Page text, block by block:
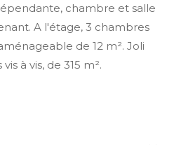
chambre et salle
A l'étage, 3 chambres
de 12 m². Joli
à vis, de 315 m².